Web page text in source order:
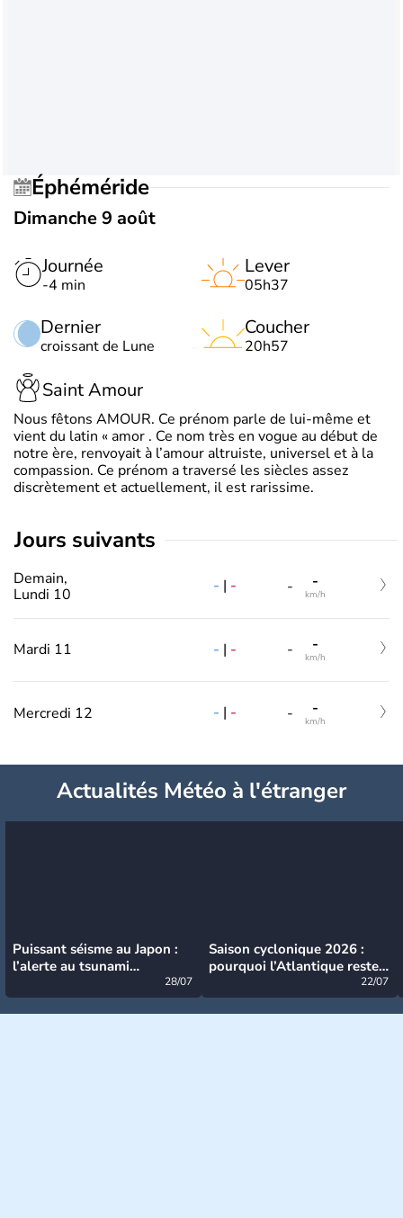
Éphéméride
Dimanche 9 août
Journée
-4 min
Dernier
croissant de Lune
Lever
05h37
Coucher
20h57
Saint Amour
Nous fêtons AMOUR. Ce prénom parle de lui-même et
vient du latin « amor . Ce nom très en vogue au début de
notre ère, renvoyait à l’amour altruiste, universel et à la
compassion. Ce prénom a traversé les siècles assez
discrètement et actuellement, il est rarissime.
jours suivants
Demain,
Lundi 10
- | - - -
km/h
Mardi 11 - | - - -
km/h
Mercredi 12 - | - - -
km/h
Actualités Météo à l'étranger
Puissant séisme au Japon :
l’alerte au tsunami
28/07
Saison cyclonique 2026 :
pourquoi l’Atlantique reste
22/07